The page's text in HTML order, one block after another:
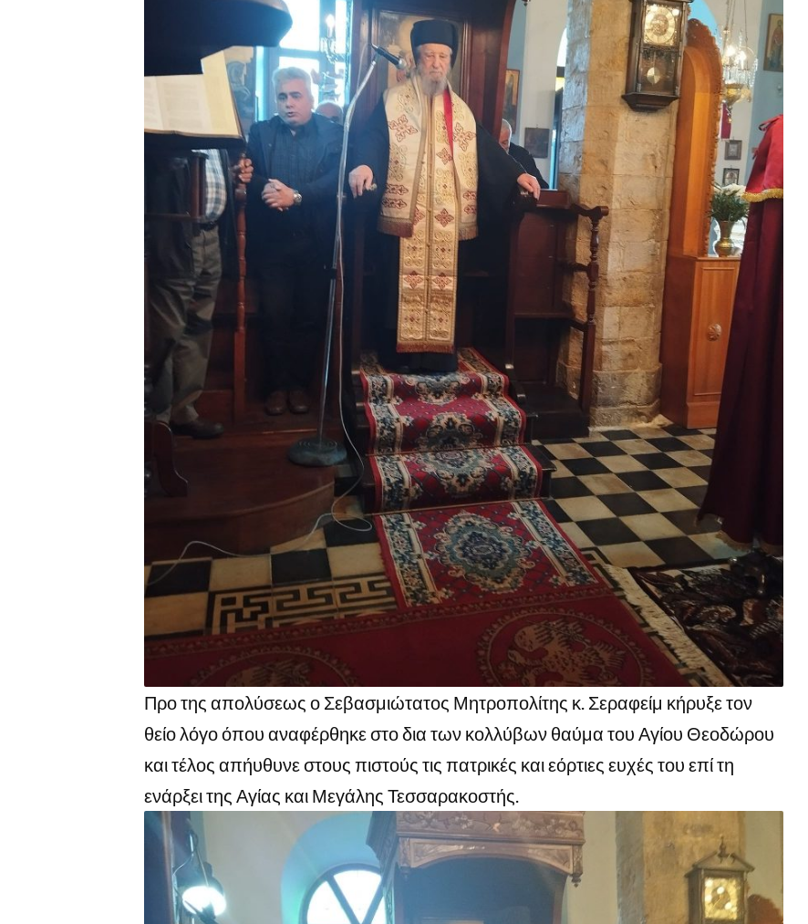
Προ της απολύσεως ο Σεβασμιώτατος Μητροπολίτης κ. Σεραφείμ κήρυξε τον
θείο λόγο όπου αναφέρθηκε στο δια των κολλύβων θαύμα του Αγίου Θεοδώρου
και τέλος απήυθυνε στους πιστούς τις πατρικές και εόρτιες ευχές του επί τη
ενάρξει της Αγίας και Μεγάλης Τεσσαρακοστής.